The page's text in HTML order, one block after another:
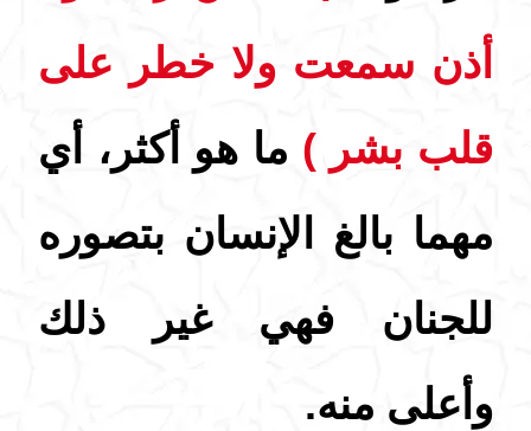
أذن سمعت ولا خطر على
قلب بشر ) ما هو أكثر، أي
مهما بالغ الإنسان بتصوره
للجنان فهي غير ذلك
وأعلى منه.